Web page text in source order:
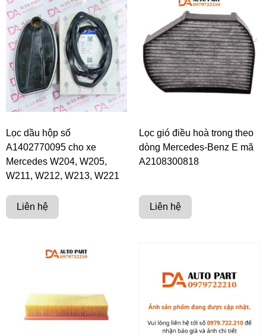
Lọc dầu hộp số
A1402770095 cho xe
Mercedes W204, W205,
W211, W212, W213, W221
Liên hệ
Lọc gió điều hoà trong theo
dòng Mercedes-Benz E mã
A2108300818
Liên hệ